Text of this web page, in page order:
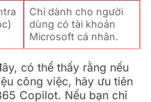
Chỉ dành cho người
dùng có tài khoản
Microsoft cá nhân.
có thể thấy rằng nếu
công việc, hãy ưu tiên
Copilot. Nếu bạn chỉ